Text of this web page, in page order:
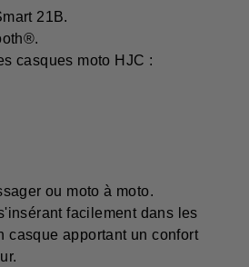
21B.
casques moto HJC :
ou moto à moto.
facilement dans les
casque apportant un confort